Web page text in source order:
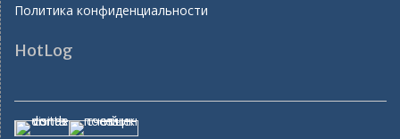
Политика конфиденциальности
HotLog